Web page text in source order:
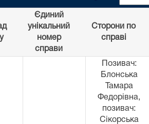
Єдиний
унікальний
номер
справи
Сторони по
справі
Позивач:
Блонська
Тамара
Федорівна,
позивач:
Сікорська